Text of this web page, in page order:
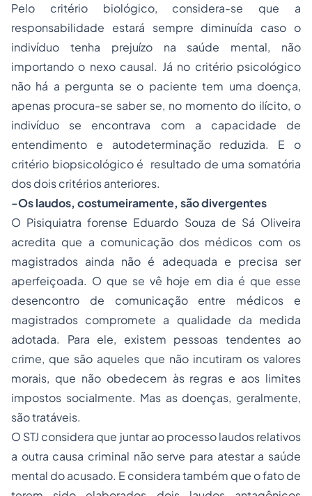
Pelo critério biológico, considera-se que a
responsabilidade estará sempre diminuída caso o
indivíduo tenha prejuízo na saúde mental, não
importando o nexo causal. Já no critério psicológico
não há a pergunta se o paciente tem uma doença,
apenas procura-se saber se, no momento do ilícito, o
indivíduo se encontrava com a capacidade de
entendimento e autodeterminação reduzida. E o
critério biopsicológico é resultado de uma somatória
dos dois critérios anteriores.
-Os laudos, costumeiramente, são divergentes
O Pisiquiatra forense Eduardo Souza de Sá Oliveira
acredita que a comunicação dos médicos com os
magistrados ainda não é adequada e precisa ser
aperfeiçoada. O que se vê hoje em dia é que esse
desencontro de comunicação entre médicos e
magistrados compromete a qualidade da medida
adotada. Para ele, existem pessoas tendentes ao
crime, que são aqueles que não incutiram os valores
morais, que não obedecem às regras e aos limites
impostos socialmente. Mas as doenças, geralmente,
são tratáveis.
O STJ considera que juntar ao processo laudos relativos
a outra causa criminal não serve para atestar a saúde
mental do acusado. E considera também que o fato de